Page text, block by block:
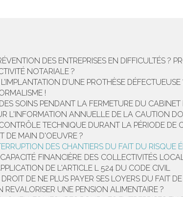
DES ENTREPRISES EN DIFFICULTÉS ?
NOTARIALE ?
D’UNE PROTHÈSE DÉFECTUEUSE
!
SOINS PENDANT LA FERMETURE DU CABINET
L'INFORMATION ANNUELLE DE LA CAUTION
TECHNIQUE DURANT LA PÉRIODE
DE MAIN D'OEUVRE ?
DES CHANTIERS DU FAIT DU RISQUE
FINANCIÈRE DES COLLECTIVITÉS
DE L'ARTICLE L 524 DU CODE CIVIL
DE NE PLUS PAYER SES LOYERS DU FAIT
UNE PENSION ALIMENTAIRE ?